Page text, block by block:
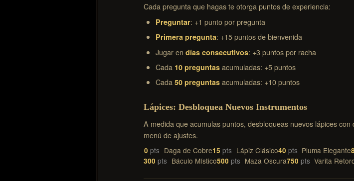
Cada pregunta que hagas te otorga puntos de experiencia:
Preguntar: +1 punto por pregunta
Primera pregunta: +15 puntos de bienvenida
Jugar en días consecutivos: +3 puntos por racha
Cada 10 preguntas acumuladas: +5 puntos
Cada 50 preguntas acumuladas: +10 puntos
Lápices: Desbloquea Nuevos Instrumentos
A medida que acumulas puntos, desbloqueas nuevos lápices
menú de ajustes.
0 Daga de Cobre15 Lápiz Clásico40 Pluma Elegante
300 Báculo Místico500 Maza Oscura750 Varita